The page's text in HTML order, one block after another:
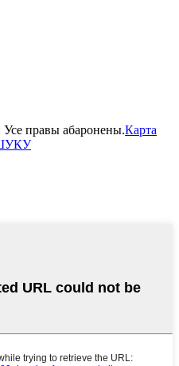
правы абаронены.Карта